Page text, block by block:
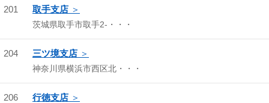
201 取手支店
茨城県取手市取手2-・・・
204 三ツ境支店
神奈川県横浜市西区北・・・
206 行徳支店